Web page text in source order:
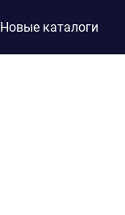
Новые каталоги